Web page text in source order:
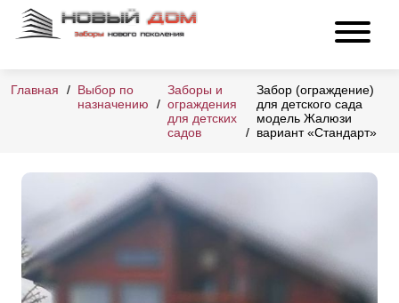
Главная
Выбор по
назначению
Заборы и
ограждения
для детских
садов
Забор (ограждение)
для детского сада
модель Жалюзи
вариант «Стандарт»